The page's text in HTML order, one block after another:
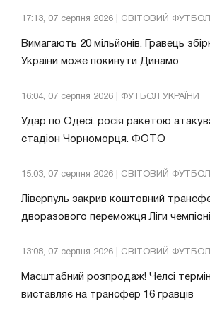
17:13, 07 серпня 2026 | СВІТОВИЙ ФУТБОЛ
Вимагають 20 мільйонів. Гравець
України може покинути Динамо
16:04, 07 серпня 2026 | ФУТБОЛ УКРАЇНИ
Удар по Одесі. росія ракетою
стадіон Чорноморця. ФОТО
15:03, 07 серпня 2026 | СВІТОВИЙ ФУТБОЛ
Ліверпуль закрив коштовний
дворазового переможця Ліги
13:08, 07 серпня 2026 | СВІТОВИЙ ФУТБОЛ
Масштабний розпродаж! Челсі
виставляє на трансфер 16 гравців